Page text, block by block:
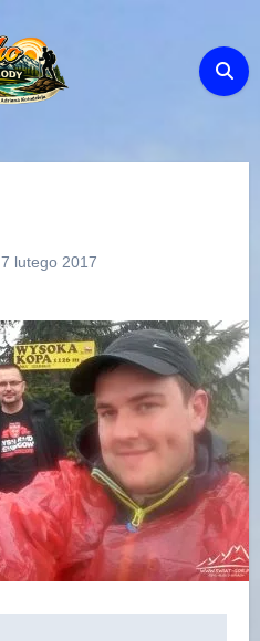
7 lutego 2017